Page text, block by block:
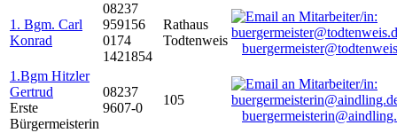
1. Bgm. Carl
Konrad
08237
959156
0174
1421854
Rathaus
Todtenweis
1.Bgm Hitzler
Gertrud
Erste
Bürgermeisterin
08237
9607-0
105